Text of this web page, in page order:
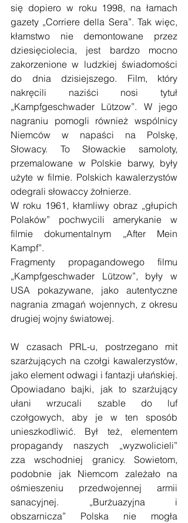
się dopiero w roku 1998, na łamach
gazety „Corriere della Sera”. Tak więc,
kłamstwo nie demontowane przez
dziesięciolecia, jest bardzo mocno
zakorzenione w ludzkiej świadomości
do dnia dzisiejszego. Film, który
nakręcili naziści nosi tytuł
„Kampfgeschwader Lützow”. W jego
nagraniu pomogli również wspólnicy
Niemców w napaści na Polskę,
Słowacy. To Słowackie samoloty,
przemalowane w Polskie barwy, były
użyte w filmie. Polskich kawalerzystów
odegrali słowaccy żołnierze.
W roku 1961, kłamliwy obraz „głupich
Polaków” pochwycili amerykanie w
filmie dokumentalnym „After Mein
Kampf”.
Fragmenty propagandowego filmu
„Kampfgeschwader Lützow”, były w
USA pokazywane, jako autentyczne
nagrania zmagań wojennych, z okresu
drugiej wojny światowej.
W czasach PRL-u, postrzegano mit
szarżujących na czołgi kawalerzystów,
jako element odwagi i fantazji ułańskiej.
Opowiadano bajki, jak to szarżujący
ułani wrzucali szable do luf
czołgowych, aby je w ten sposób
unieszkodliwić. Był też, elementem
propagandy naszych „wyzwolicieli”
zza wschodniej granicy. Sowietom,
podobnie jak Niemcom zależało na
ośmieszeniu przedwojennej armii
sanacyjnej. „Burżuazyjna i
obszarnicza” Polska nie mogła